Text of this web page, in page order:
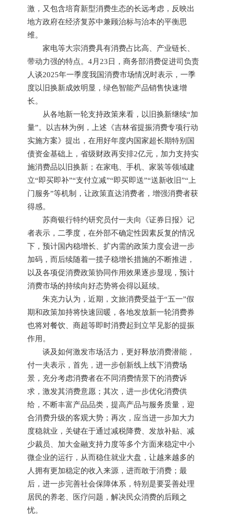
激，又包含培育新型消费生态的长远考虑，反映出
地方政府在经济复苏中兼顾治标与治本的平衡思
维。
家电等大宗消费具有消费占比高、产业链长、
带动力强的特点。4月23日，商务部消费促进司负责
人谈2025年一季度我国消费市场情况时表示，一季
度以旧换新成效明显，绿色智能产品销售快速增
长。
从各地新一轮支持政策来看，以旧换新继续“加
量”。以吉林为例，上述《吉林省提振消费专项行动
实施方案》提出，在用好年度内国家超长期特别国
债资金基础上，省级财政再安排2亿元，加力支持实
施消费品以旧换新；在家电、手机、家装等领域建
立“即买即补”“支付立减”“即买即送”“送新收旧”“上
门服务”等机制，让政策直达消费者，增强消费者获
得感。
苏商银行特约研究员付一夫向《证券日报》记
者表示，二季度，在外部不确定性因素反复的情况
下，预计国内稳增长、扩内需的政策力度会进一步
加码，而后续随着一揽子稳增长措施的不断推进，
以及各项促消费政策协同作用效果逐步显现，预计
消费市场的持续向好态势将会得以延续。
朱克力认为，近期，文旅消费受益于“五一”假
期和政策加持将快速回暖，各地发放新一轮消费券
也将对餐饮、商超等即时消费起到立竿见影的提振
作用。
谈及如何激发市场活力，更好释放消费潜能，
付一夫表示，首先，进一步创新线上线下消费场
景，充分考虑消费者在不同消费情景下的消费诉
求，激发其消费意愿；其次，进一步优化消费供
给，不断丰富产品品类，提高产品与服务质量，迎
合消费升级的客观大势；再次，应当进一步加大力
度稳就业，关键在于通过减税降费、发放补贴、减
少裁员、加大金融支持力度等多个方面来稳定中小
微企业的运行，从而稳住就业大盘，让越来越多的
人拥有更加稳定的收入来源，进而敢于消费；最
后，进一步完善社会保障体系，特别是要妥善处理
居民的养老、医疗问题，解决民众消费的后顾之
忧。